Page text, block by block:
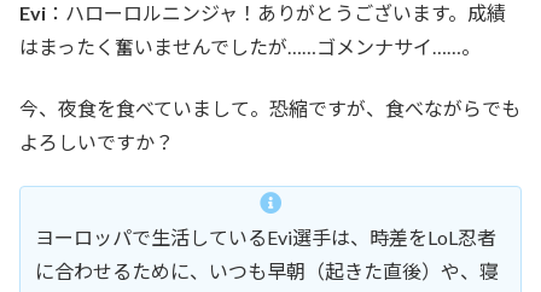
Evi ：ハローロルニンジャ！ありがとうございます。成績
はまったく奮いませんでしたが……ゴメンナサイ……。
今、夜食を食べていまして。恐縮ですが、食べながらでも
よろしいですか？
ヨーロッパで生活しているEvi選手は、時差をLoL忍者
に合わせるために、いつも早朝（起きた直後）や、寝